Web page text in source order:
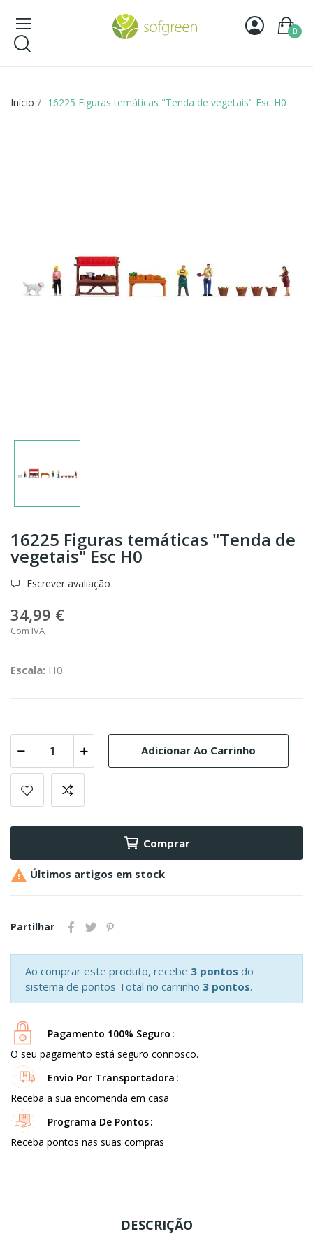
0
Início 16225 Figuras temáticas "Tenda de vegetais" Esc H0
16225 Figuras temáticas "Tenda de
vegetais" Esc H0
Escrever avaliação
34,99 €
Com IVA
Escala: H0
Adicionar Ao Carrinho
Comprar
 Últimos artigos em stock
Partilhar
Ao comprar este produto, recebe 3 pontos do
sistema de pontos Total no carrinho 3 pontos.
Pagamento 100% Seguro
O seu pagamento está seguro connosco.
Envio Por Transportadora
Receba a sua encomenda em casa
Programa De Pontos
Receba pontos nas suas compras
DESCRIÇÃO